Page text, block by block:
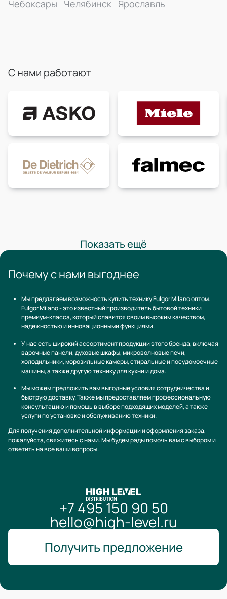
Чебоксары Челябинск Ярославль
С нами работают
Показать ещё
Почему с нами выгоднее
Мы предлагаем возможность купить технику Fulgor Milano оптом.
Fulgor Milano - это известный производитель бытовой техники
премиум-класса, который славится своим высоким качеством,
надежностью и инновационными функциями.
У нас есть широкий ассортимент продукции этого бренда, включая
варочные панели, духовые шкафы, микроволновые печи,
холодильники, морозильные камеры, стиральные и посудомоечные
машины, а также другую технику для кухни и дома.
Мы можем предложить вам выгодные условия сотрудничества и
быструю доставку. Также мы предоставляем профессиональную
консультацию и помощь в выборе подходящих моделей, а также
услуги по установке и обслуживанию техники.
Для получения дополнительной информации и оформления заказа,
пожалуйста, свяжитесь с нами. Мы будем рады помочь вам с выбором и
ответить на все ваши вопросы.
+7 495 150 90 50
hello@high-level.ru
Получить предложение